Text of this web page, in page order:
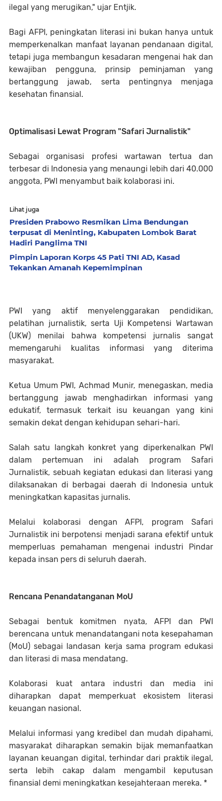
ilegal yang merugikan," ujar Entjik.
​Bagi AFPI, peningkatan literasi ini bukan hanya untuk
memperkenalkan manfaat layanan pendanaan digital,
tetapi juga membangun kesadaran mengenai hak dan
kewajiban pengguna, prinsip peminjaman yang
bertanggung jawab, serta pentingnya menjaga
kesehatan finansial.
​Optimalisasi Lewat Program "Safari Jurnalistik"
​Sebagai organisasi profesi wartawan tertua dan
terbesar di Indonesia yang menaungi lebih dari 40.000
anggota, PWI menyambut baik kolaborasi ini.
Lihat juga
Presiden Prabowo Resmikan Lima Bendungan
terpusat di Meninting, Kabupaten Lombok Barat
Hadiri Panglima TNI
Pimpin Laporan Korps 45 Pati TNI AD, Kasad
Tekankan Amanah Kepemimpinan
PWI yang aktif menyelenggarakan pendidikan,
pelatihan jurnalistik, serta Uji Kompetensi Wartawan
(UKW) menilai bahwa kompetensi jurnalis sangat
memengaruhi kualitas informasi yang diterima
masyarakat.
​Ketua Umum PWI, Achmad Munir, menegaskan, media
bertanggung jawab menghadirkan informasi yang
edukatif, termasuk terkait isu keuangan yang kini
semakin dekat dengan kehidupan sehari-hari.
​Salah satu langkah konkret yang diperkenalkan PWI
dalam pertemuan ini adalah program Safari
Jurnalistik, sebuah kegiatan edukasi dan literasi yang
dilaksanakan di berbagai daerah di Indonesia untuk
meningkatkan kapasitas jurnalis.
Melalui kolaborasi dengan AFPI, program Safari
Jurnalistik ini berpotensi menjadi sarana efektif untuk
memperluas pemahaman mengenai industri Pindar
kepada insan pers di seluruh daerah.
​Rencana Penandatanganan MoU
​Sebagai bentuk komitmen nyata, AFPI dan PWI
berencana untuk menandatangani nota kesepahaman
(MoU) sebagai landasan kerja sama program edukasi
dan literasi di masa mendatang.
Kolaborasi kuat antara industri dan media ini
diharapkan dapat memperkuat ekosistem literasi
keuangan nasional.
Melalui informasi yang kredibel dan mudah dipahami,
masyarakat diharapkan semakin bijak memanfaatkan
layanan keuangan digital, terhindar dari praktik ilegal,
serta lebih cakap dalam mengambil keputusan
finansial demi meningkatkan kesejahteraan mereka. *